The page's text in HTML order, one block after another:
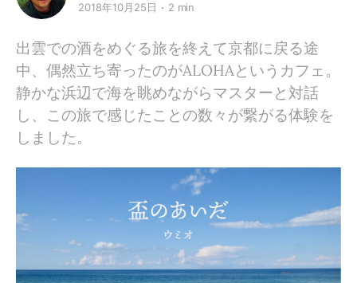
2018年10月25日 2 min
出雲での酒をめぐる旅を終えて京都に戻る途
中、偶然立ち寄ったのがALOHAというカフェ。
静かな浜辺で海を眺めながらマスターと対話
し、この旅で感じたことの数々が繋がる体験を
しました。